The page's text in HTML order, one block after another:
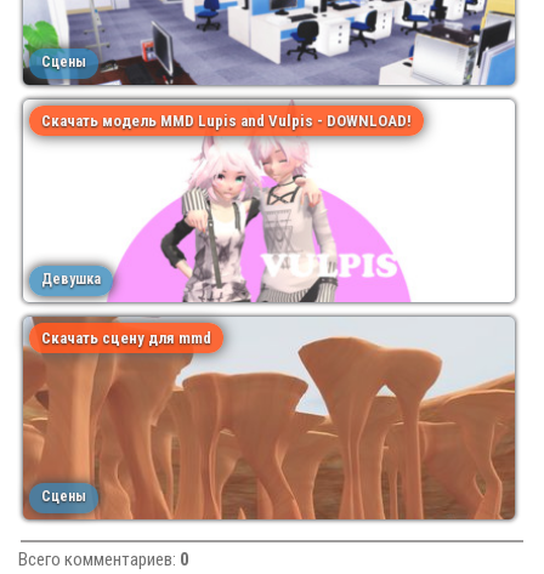
Сцены
Скачать модель MMD Lupis and Vulpis - DOWNLOAD!
Девушка
Скачать сцену для mmd
Сцены
Всего комментариев: 0